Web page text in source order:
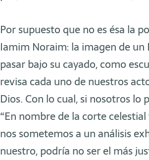
Por supuesto que no es ésa la
Iamim Noraim: la imagen de
pasar bajo su cayado, como
revisa cada uno de nuestros
Dios. Con lo cual, si nosotros lo
“En nombre de la corte
nos sometemos a un análisis
nuestro, podría no ser el más